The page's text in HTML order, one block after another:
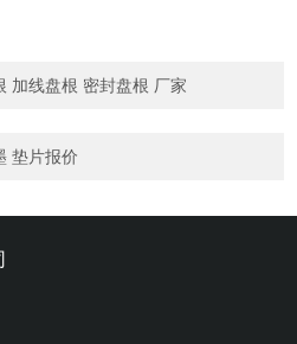
加线盘根 密封盘根 厂家
垫片报价